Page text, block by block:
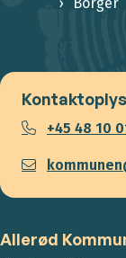
+45 48 10
Allerød